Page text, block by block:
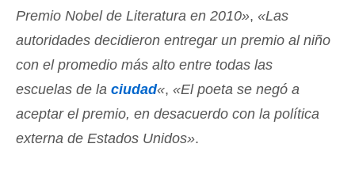
Premio Nobel de Literatura en 2010», «Las
autoridades decidieron entregar un premio al niño
con el promedio más alto entre todas las
escuelas de la ciudad«, «El poeta se negó a
aceptar el premio, en desacuerdo con la política
externa de Estados Unidos».